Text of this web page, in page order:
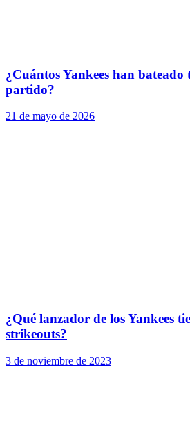
¿Cuántos Yankees han bateado
partido?
21 de mayo de 2026
¿Qué lanzador de los Yankees
strikeouts?
3 de noviembre de 2023